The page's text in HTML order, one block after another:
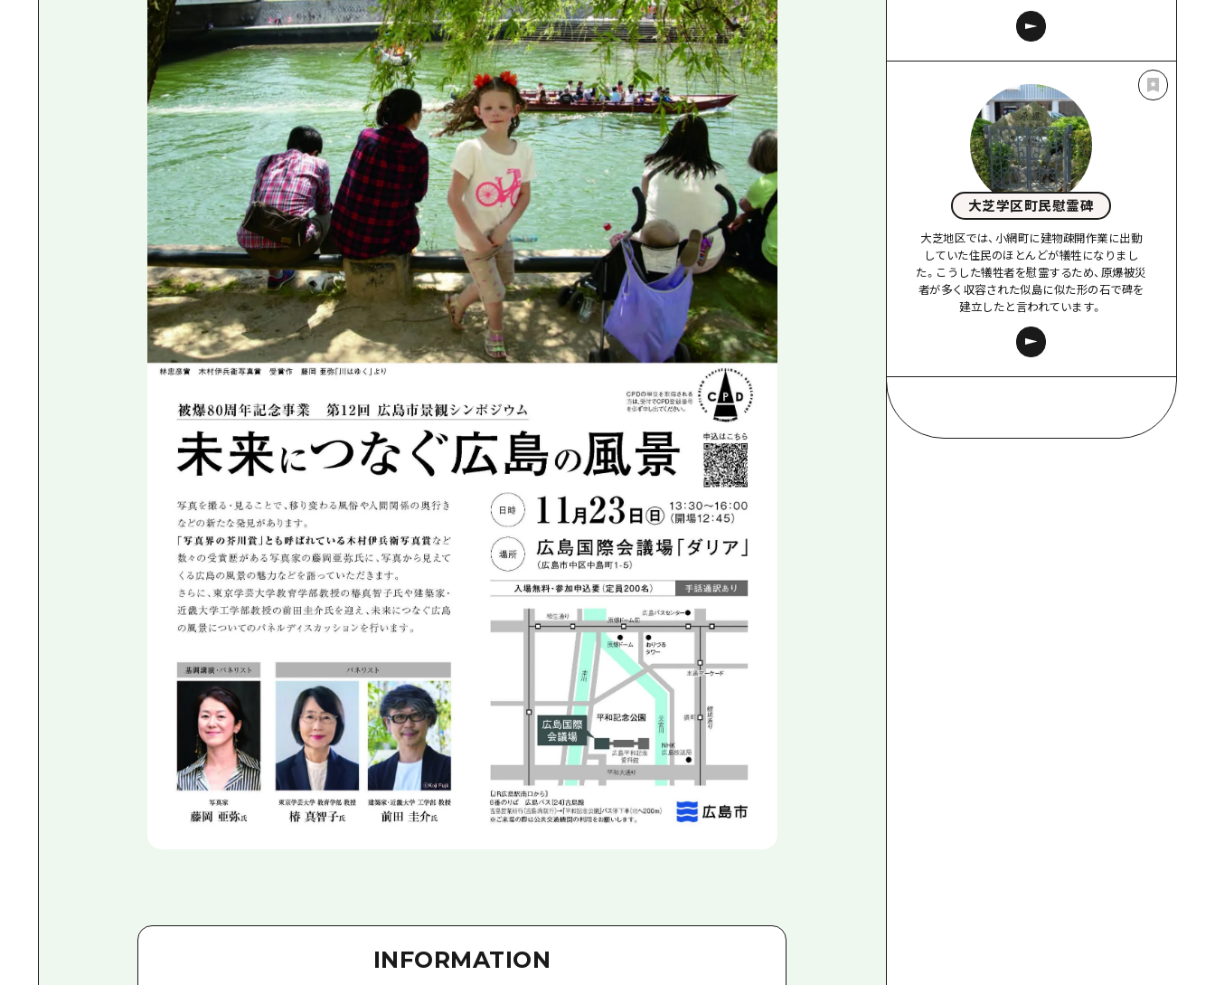
INFORMATION
大芝学区町民慰霊碑
大芝地区では、小網町に建物疎開作業に出動
していた住民のほとんどが犠牲になりまし
た。こうした犠牲者を慰霊するため、原爆被災
者が多く収容された似島に似た形の石で碑を
建立したと言われています。